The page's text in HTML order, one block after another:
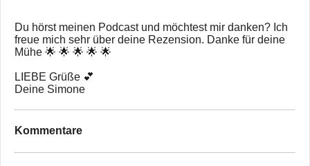
Du hörst meinen Podcast und möchtest mir danken? Ich
freue mich sehr über deine Rezension. Danke für deine
Mühe 🌟 🌟 🌟 🌟 🌟
LIEBE Grüße 💕
Deine Simone
Kommentare